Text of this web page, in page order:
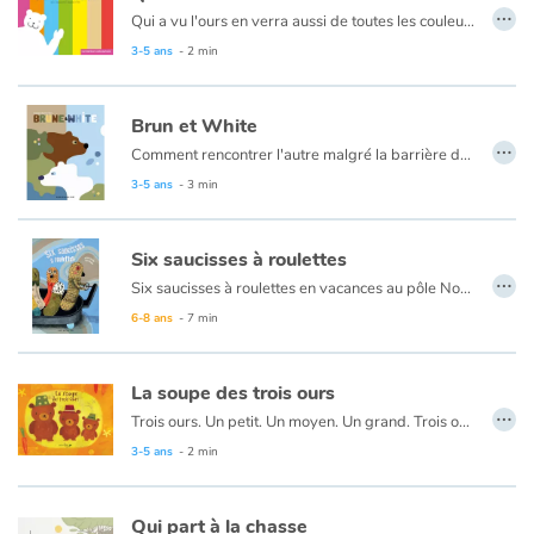
Qui a vu l'ours en verra aussi de toutes les couleurs. Ce kamishibaï, destiné aux tout petits, nous fait découvrir les couleurs par les facéties d'un ours blanc. L’intérêt de ce kamishibaï est de montrer non seulement les couleurs primaires mais aussi d'autres plus rares, le kaki, le moutarde, ainsi que les nuances.
3-5 ans - 2 min
…
Brun et White
Comment rencontrer l'autre malgré la barrière de la langue ?
Le texte est en français et en anglais.
3-5 ans - 3 min
…
Six saucisses à roulettes
Six saucisses à roulettes en vacances au pôle Nord, grelots grelottant sous le vent menaçant. Six saucisses à roulettes en vacances au Pôle Nord cherchaient un abri pour y passer la nuit.
6-8 ans - 7 min
…
La soupe des trois ours
Trois ours. Un petit. Un moyen. Un grand. Trois ours s’en vont à la pêche, puis chercher des carottes et puiser de l’eau. Pourquoi ? Pour faire une bonne soupe évidemment.
3-5 ans - 2 min
…
Qui part à la chasse